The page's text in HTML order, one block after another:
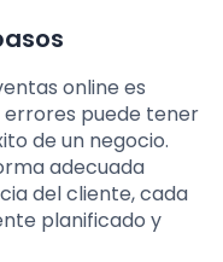
online es
puede tener
de un negocio.
adecuada
del cliente, cada
planificado y